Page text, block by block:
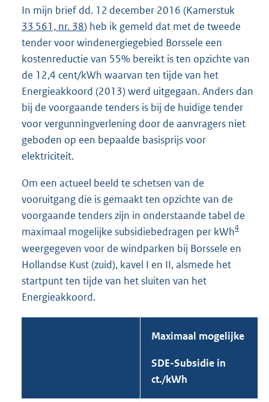
In mijn brief dd. 12 december 2016 (Kamerstuk
33 561, nr. 38) heb ik gemeld dat met de tweede
tender voor windenergiegebied Borssele een
kostenreductie van 55% bereikt is ten opzichte van
de 12,4 cent/kWh waarvan ten tijde van het
Energieakkoord (2013) werd uitgegaan. Anders dan
bij de voorgaande tenders is bij de huidige tender
voor vergunningverlening door de aanvragers niet
geboden op een bepaalde basisprijs voor
elektriciteit.
Om een actueel beeld te schetsen van de
vooruitgang die is gemaakt ten opzichte van de
voorgaande tenders zijn in onderstaande tabel de
maximaal mogelijke subsidiebedragen per kWh4
weergegeven voor de windparken bij Borssele en
Hollandse Kust (zuid), kavel I en II, alsmede het
startpunt ten tijde van het sluiten van het
Energieakkoord.
Maximaal mogelijke
SDE-Subsidie in
ct./kWh